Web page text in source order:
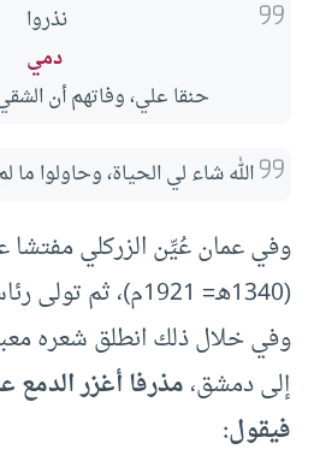
نذروا
دمي
حنقا علي، وفاتهم أن
الله شاء لي الحياة، وحاولوا ما
وفي عمان عُيِّن الزركلي مفتشا
(1340هـ= 1921م)،
وفي خلال ذلك انطلق شعره
إلى دمشق،مذرفا أغزر الدمع
فيقول: